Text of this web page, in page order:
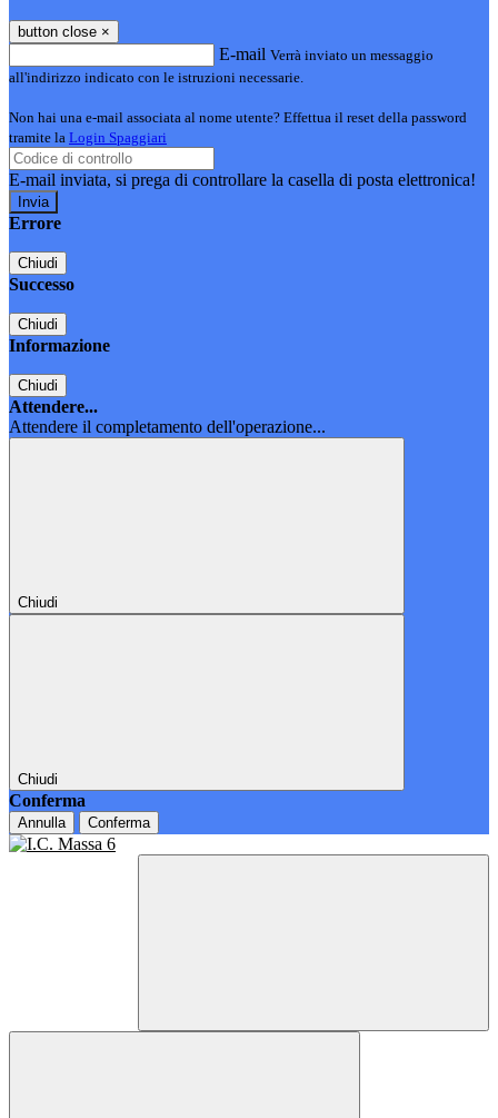
button close ×
E-mail Verrà inviato un messaggio
all'indirizzo indicato con le istruzioni necessarie.
Non hai una e-mail associata al nome utente? Effettua il reset della password
tramite la Login Spaggiari
E-mail inviata, si prega di controllare la casella di posta elettronica!
Errore
Chiudi
Successo
Chiudi
Informazione
Chiudi
Attendere...
Attendere il completamento dell'operazione...
Chiudi
Chiudi
Conferma
Annulla Conferma